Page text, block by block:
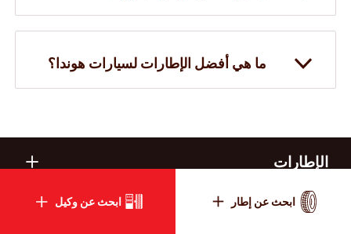
ما هي أفضل الإطارات لسيارات هوندا؟
الإطارات
المعلومات الإرشادية ومقاطع الفيديو
ابحث عن إطار ابحث عن وكيل